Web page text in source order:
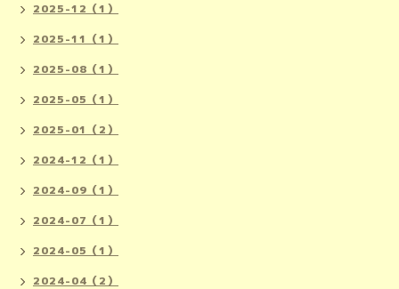
2025-12（1）
2025-11（1）
2025-08（1）
2025-05（1）
2025-01（2）
2024-12（1）
2024-09（1）
2024-07（1）
2024-05（1）
2024-04（2）